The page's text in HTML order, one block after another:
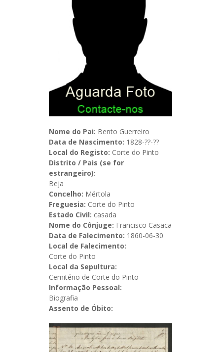
Nome do Pai: Bento Guerreiro
Data de Nascimento: 1828-??-??
Local do Registo: Corte do Pinto
Distrito / Pais (se for
estrangeiro):
Beja
Concelho: Mértola
Freguesia: Corte do Pinto
Estado Civil: casada
Nome do Cônjuge: Francisco Casaca
Data de Falecimento: 1860-06-30
Local de Falecimento:
Corte do Pinto
Local da Sepultura:
Cemitério de Corte do Pinto
Informação Pessoal:
Biografia
Assento de Óbito: